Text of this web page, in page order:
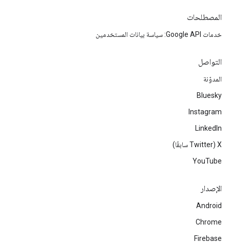
المصطلحات
خدمات Google API: سياسة بيانات المستخدمين
التواصل
المدوّنة
Bluesky
Instagram
LinkedIn
‫X ‏(Twitter سابقًا)
YouTube
الإصدار
Android
Chrome
Firebase